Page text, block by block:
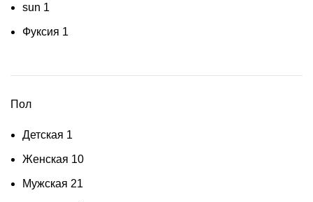
sun 1
Фуксия 1
Пол
Детская 1
Женская 10
Мужская 21